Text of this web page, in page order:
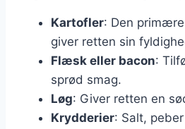
Kartofler: Den
giver retten sin
Flæsk eller bacon:
sprød smag.
Løg: Giver retten en
Krydderier: Salt,